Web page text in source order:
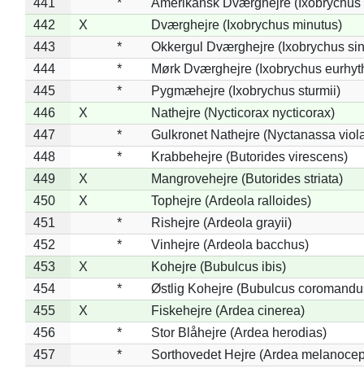
442
X
Dværghejre (Ixobrychus minutus)
443
*
Okkergul Dværghejre (Ixobrychus
444
*
Mørk Dværghejre (Ixobrychus
445
*
Pygmæhejre (Ixobrychus sturmii)
446
X
Nathejre (Nycticorax nycticorax)
447
*
Gulkronet Nathejre (Nyctanassa
448
*
Krabbehejre (Butorides virescens)
449
X
Mangrovehejre (Butorides striata)
450
X
Tophejre (Ardeola ralloides)
451
*
Rishejre (Ardeola grayii)
452
*
Vinhejre (Ardeola bacchus)
453
X
Kohejre (Bubulcus ibis)
454
*
Østlig Kohejre (Bubulcus
455
X
Fiskehejre (Ardea cinerea)
456
*
Stor Blåhejre (Ardea herodias)
457
*
Sorthovedet Hejre (Ardea